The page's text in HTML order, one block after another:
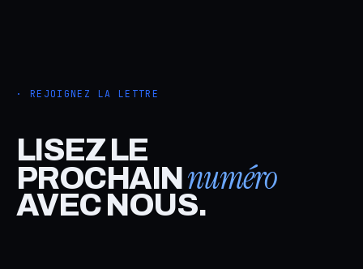
· REJOIGNEZ LA LETTRE
LISEZ LE
PROCHAINnuméro
AVEC NOUS.